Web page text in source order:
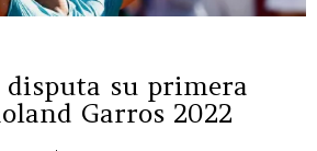
disputa su primera
Garros 2022